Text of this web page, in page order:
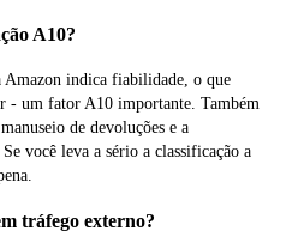
A10?
indica fiabilidade, o que
- um fator A10 importante. Também
de devoluções e a
você leva a sério a classificação a
tráfego externo?